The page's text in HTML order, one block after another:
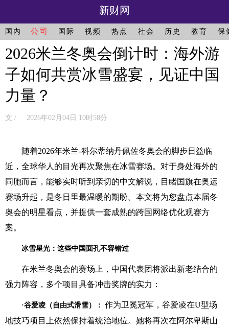
新财网
国内 公司 国际 视频 热点 社会 历史 教育 保
2026米兰冬奥会倒计时：海外游
子如何共赏冰雪盛宴，见证中国
力量？
文 / 2026年02月04日 10时58分
随着2026年米兰-科尔蒂纳丹佩佐冬奥会的脚步日益临
近，全球华人的目光再次聚焦在冰雪赛场。对于身处海外的
同胞而言，能够实时听到亲切的中文解说，目睹国旗在奥运
赛场升起，是冬日里最温暖的期盼。本文将为您盘点本届冬
奥会的明星看点，并提供一套成熟的跨国网络优化观赛方
案。
冰雪星光：这些中国面孔不容错过
在米兰冬奥会的赛场上，中国代表团将派出新老结合的
强力阵容，多个项目具备冲击奖牌的实力：
·谷爱凌（自由式滑雪）： 作为卫冕冠军，谷爱凌在U型场
地技巧项目上依然保持着统治地位。她将再次在阿尔卑斯山